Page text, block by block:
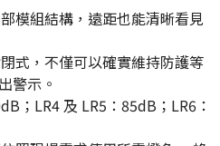
模組結構，遠距也能清晰看見
式，不僅可以確實維持防護等
警示。
；LR4 及 LR5：85dB；LR6：